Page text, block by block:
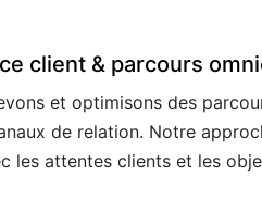
client & parcours
et optimisons des
de relation. Notre
les attentes clients et les